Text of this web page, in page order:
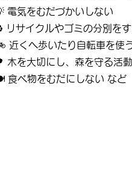
電気をむだづかいしない
リサイクルやゴミの分別を
近くへ歩いたり自転車を使
木を大切にし、森を守る活
食べ物をむだにしない など